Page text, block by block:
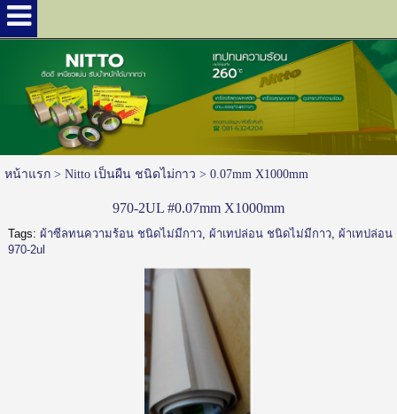
หน้าแรก> Nitto เป็นผืน ชนิดไม่กาว > 0.07mm X1000mm
970-2UL #0.07mm X1000mm
Tags: ผ้าซีลทนความร้อน ชนิดไม่มีกาว, ผ้าเทปล่อน ชนิดไม่มีกาว, ผ้าเทปล่อน
970-2ul